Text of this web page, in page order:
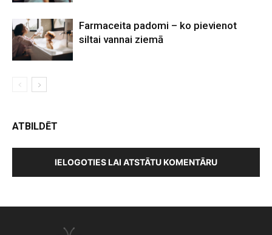
Farmaceita padomi – ko pievienot
siltai vannai ziemā
ATBILDĒT
IELOGOTIES LAI ATSTĀTU KOMENTĀRU